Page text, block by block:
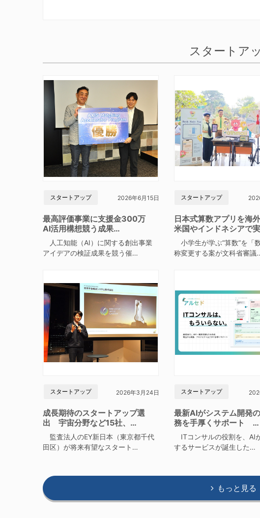
スタートア
スタートアップ 2026年6月15日
最高評価事業に支援金300万
AI活用構想競う成果…
人工知能（AI）に関する創出事業
アイデアの検証成果を競う催…
スタートアップ
日本式算数アプリを海
米国やインドネシアで
小学生が学ぶ“算数”を「
称変更する案が文科省審議
スタートアップ 2026年3月24日
成長期待のスタートアップ選
出 宇宙分野など15社、…
監査法人のEY新日本（東京都千代
田区）が将来有望なスタート…
スタートアップ
最新AIがシステム開発
務を手厚くサポート …
ITコンサルの役割を、AI
するサービスが誕生した…
もっと見る